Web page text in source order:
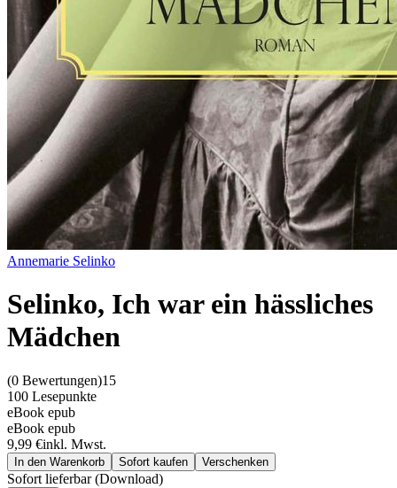
Annemarie Selinko
Selinko, Ich war ein hässliches
Mädchen
(0 Bewertungen)15
100 Lesepunkte
eBook epub
eBook epub
9,99 €inkl. Mwst.
In den Warenkorb Sofort kaufen Verschenken
Sofort lieferbar (Download)